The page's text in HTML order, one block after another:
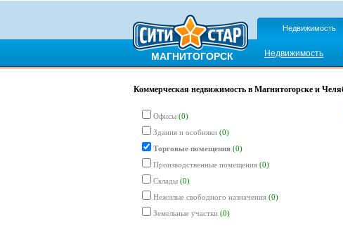
МАГНИТОГОРСК
Недвижимость
Недвижимость
Коммерческая недвижимость в Магнитогорске и
Офисы (0)
Здания и особняки (0)
Торговые помещения (0)
Производственные помещения (0)
Склады (0)
Нежилые свободного назначения (0)
Земельные участки (0)